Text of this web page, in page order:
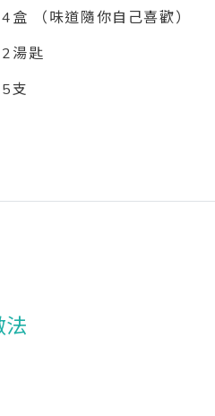
盒 （味道隨你自己喜歡）
湯匙
支
法